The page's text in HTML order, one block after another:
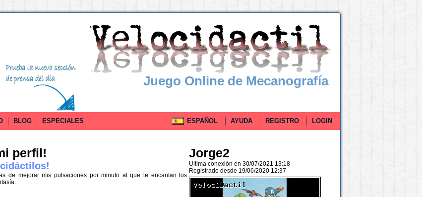
Juego Online de Mecanografía
BLOG ESPECIALES ESPAÑOL AYUDA REGISTRO LOGIN
perfil!
de mejorar mis pulsaciones por minuto al que le encantan los
Jorge2
Ultima conexión en 30/07/2021 13:18
Registrado desde 19/06/2020 12:37